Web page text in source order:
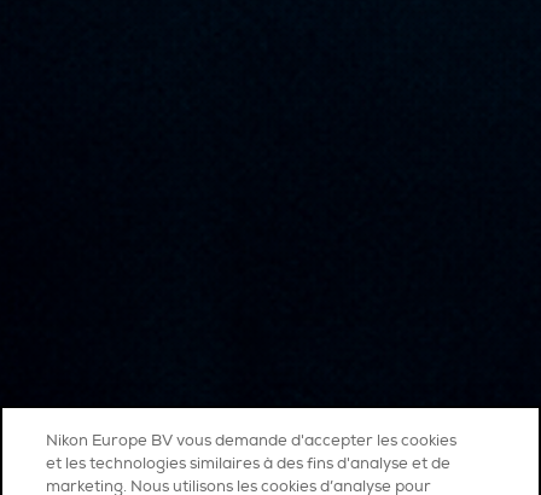
Nikon Europe BV vous demande d'accepter les cookies
et les technologies similaires à des fins d'analyse et de
marketing. Nous utilisons les cookies d’analyse pour